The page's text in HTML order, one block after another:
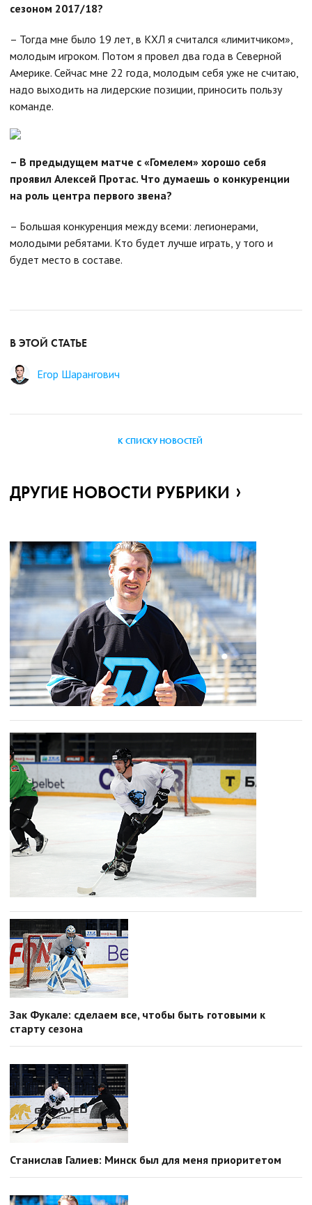
сезоном 2017/18?
– Тогда мне было 19 лет, в КХЛ я считался «лимитчиком»,
молодым игроком. Потом я провел два года в Северной
Америке. Сейчас мне 22 года, молодым себя уже не считаю,
надо выходить на лидерские позиции, приносить пользу
команде.
– В предыдущем матче с «Гомелем» хорошо себя
проявил Алексей Протас. Что думаешь о конкуренции
на роль центра первого звена?
– Большая конкуренция между всеми: легионерами,
молодыми ребятами. Кто будет лучше играть, у того и
будет место в составе.
В ЭТОЙ СТАТЬЕ
Егор Шарангович
К СПИСКУ НОВОСТЕЙ
ДРУГИЕ НОВОСТИ РУБРИКИ
Зак Фукале: сделаем все, чтобы быть готовыми к
старту сезона
Станислав Галиев: Минск был для меня приоритетом